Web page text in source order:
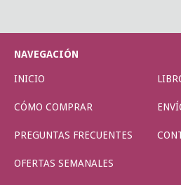
NAVEGACIÓN
INICIO
CÓMO COMPRAR
PREGUNTAS FRECUENTES
OFERTAS SEMANALES